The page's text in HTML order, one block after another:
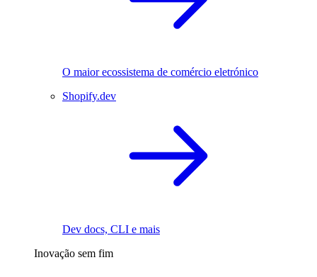
O maior ecossistema de comércio eletrónico
Shopify.dev
Dev docs, CLI e mais
Inovação sem fim